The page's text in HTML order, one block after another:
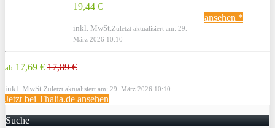
19,44 €
inkl. MwSt. Zuletzt aktualisiert am: 29.
März 2026 10:10
ansehen *
ab 17,69 € 17,89 €
inkl. MwSt. Zuletzt aktualisiert am: 29. März 2026 10:10
Jetzt bei Thalia.de ansehen
Suche